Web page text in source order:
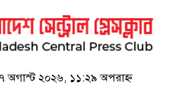
অগাস্ট ২০২৬, ১১:২৯ অপরাহ্ন